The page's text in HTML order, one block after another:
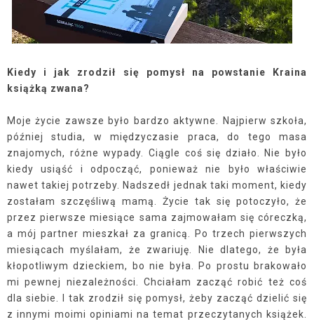
Kiedy i jak zrodził się pomysł na powstanie Kraina
książką zwana?
Moje życie zawsze było bardzo aktywne. Najpierw szkoła,
później studia, w międzyczasie praca, do tego masa
znajomych, różne wypady. Ciągle coś się działo. Nie było
kiedy usiąść i odpocząć, ponieważ nie było właściwie
nawet takiej potrzeby. Nadszedł jednak taki moment, kiedy
zostałam szczęśliwą mamą. Życie tak się potoczyło, że
przez pierwsze miesiące sama zajmowałam się córeczką,
a mój partner mieszkał za granicą. Po trzech pierwszych
miesiącach myślałam, że zwariuję. Nie dlatego, że była
kłopotliwym dzieckiem, bo nie była. Po prostu brakowało
mi pewnej niezależności. Chciałam zacząć robić też coś
dla siebie. I tak zrodził się pomysł, żeby zacząć dzielić się
z innymi moimi opiniami na temat przeczytanych książek.